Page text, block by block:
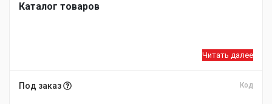
Каталог товаров
Читать далее
Под заказ Код